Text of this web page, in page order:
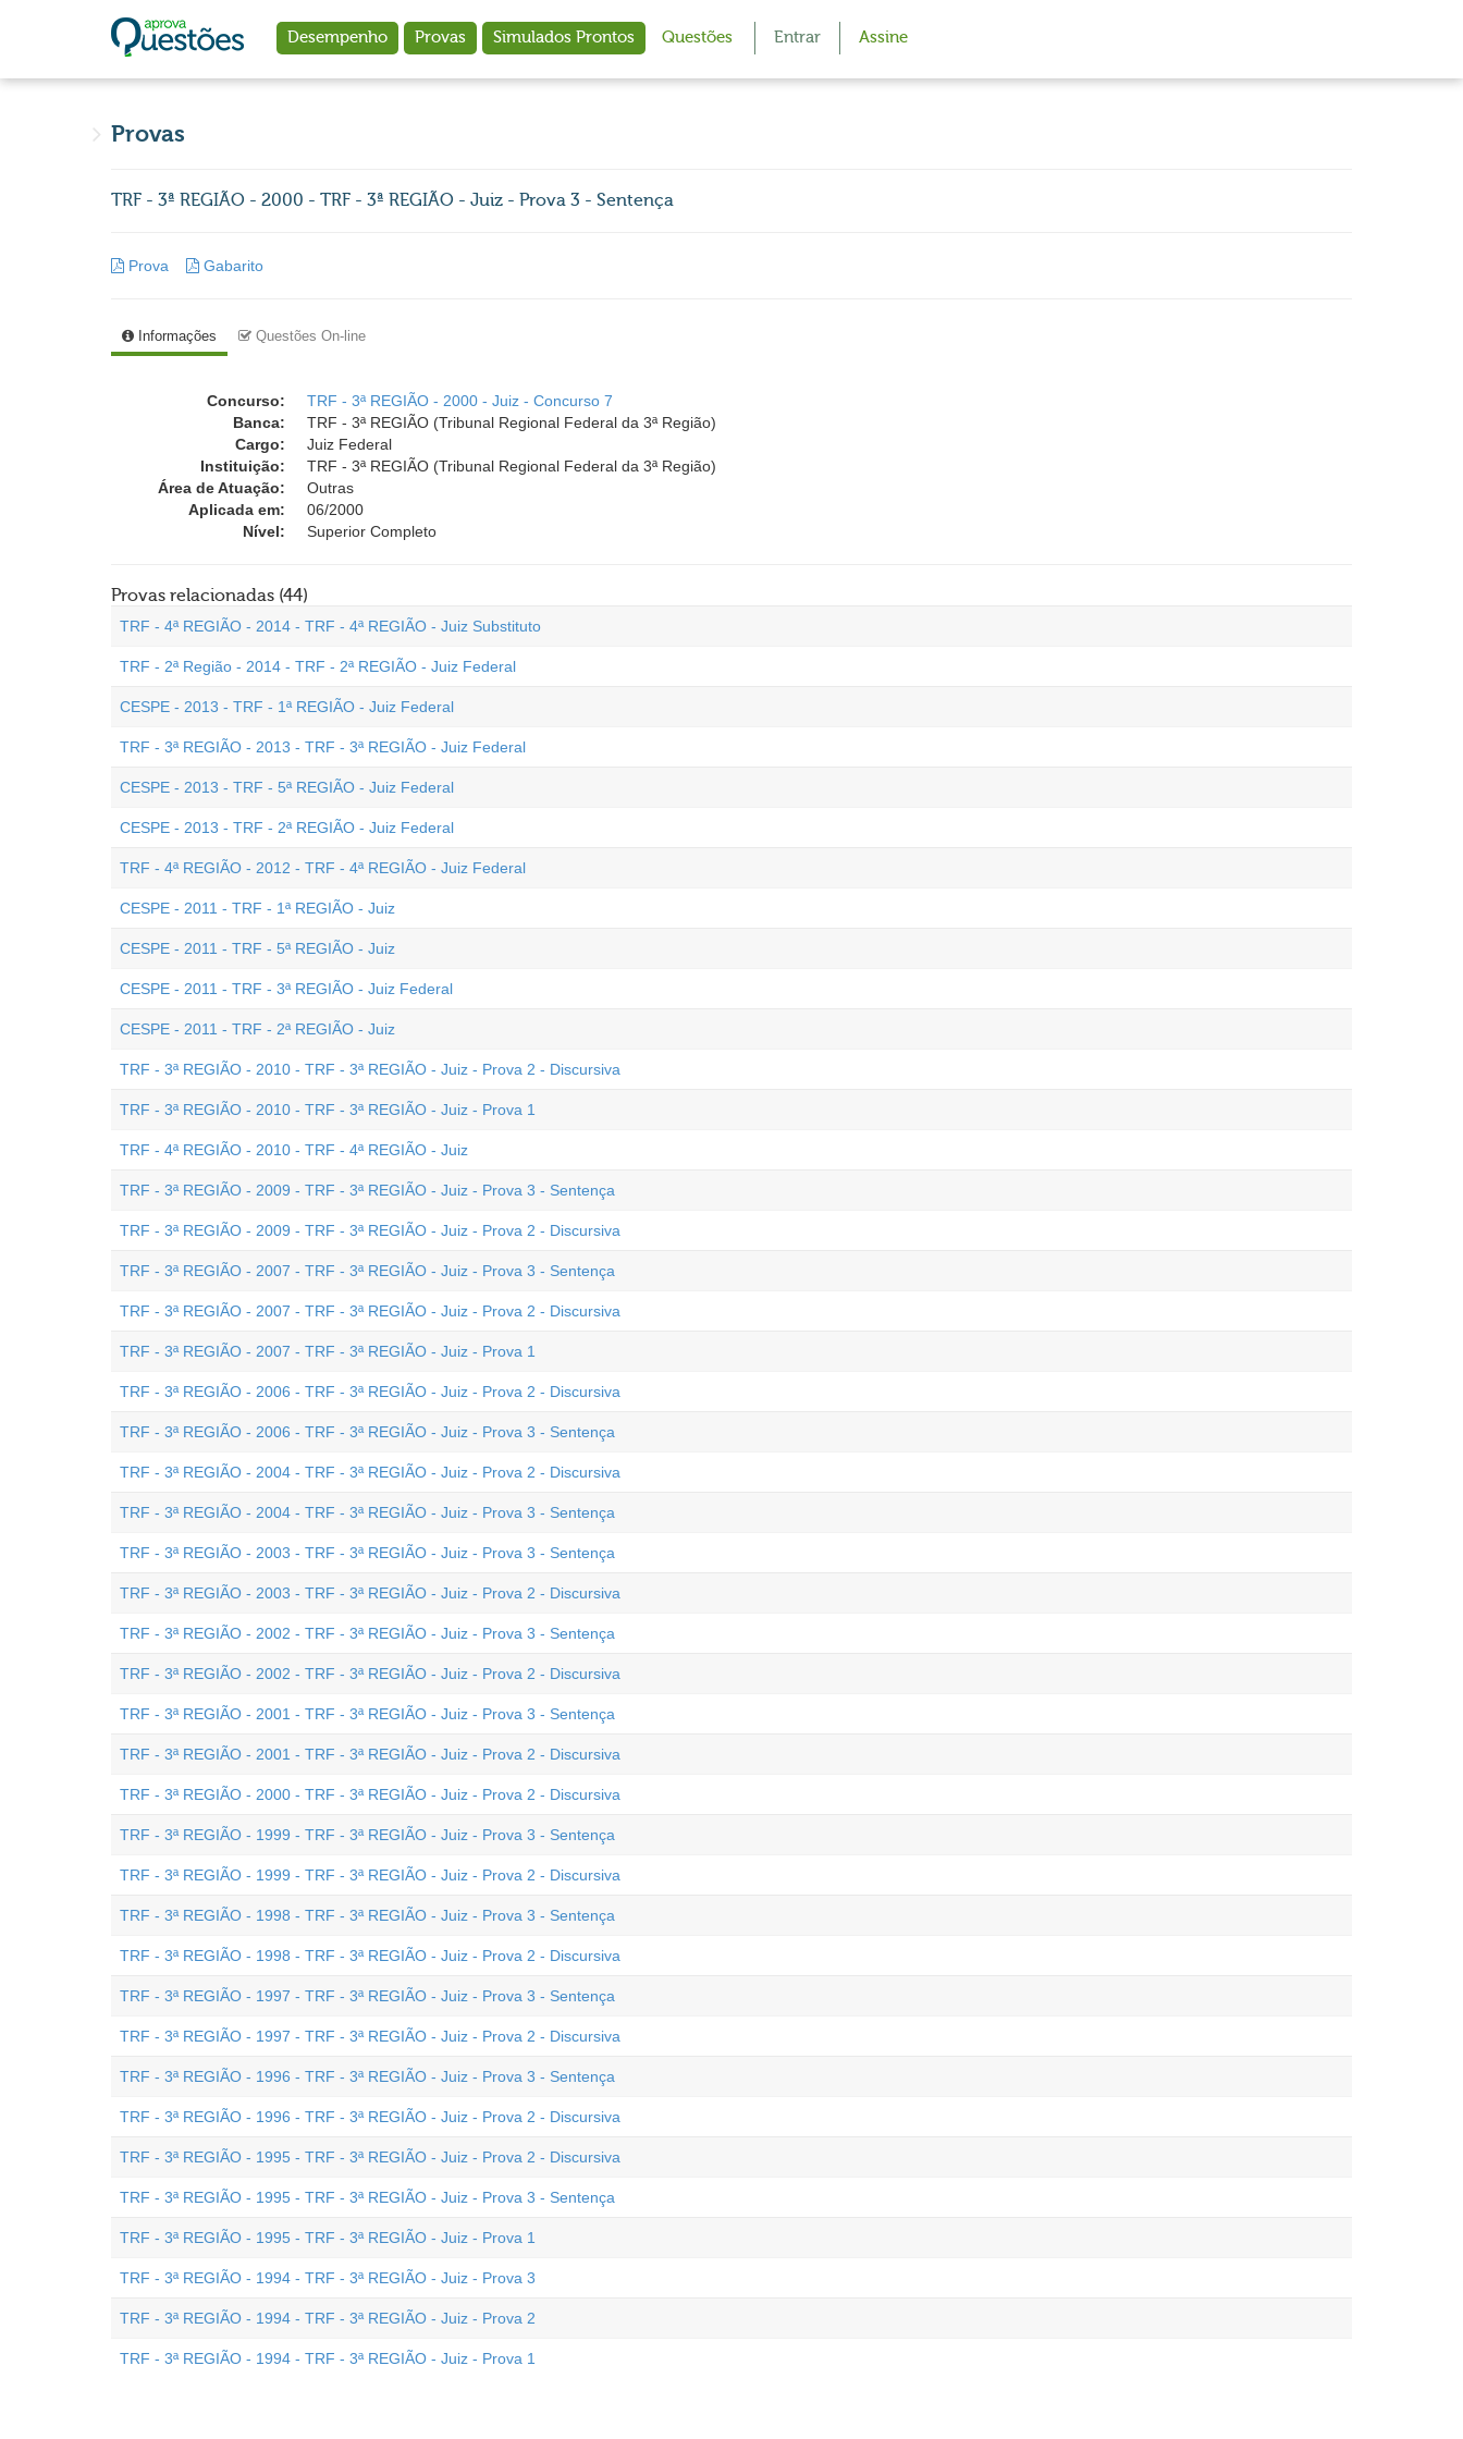
Desempenho Provas Simulados Prontos Questões Entrar Assine
Provas
TRF - 3ª REGIÃO - 2000 - TRF - 3ª REGIÃO - Juiz - Prova 3 - Sentença
Prova Gabarito
Informações Questões On-line
Concurso:
TRF - 3ª REGIÃO - 2000 - Juiz - Concurso 7
Banca:
TRF - 3ª REGIÃO (Tribunal Regional Federal da 3ª Região)
Cargo:
Juiz Federal
Instituição:
TRF - 3ª REGIÃO (Tribunal Regional Federal da 3ª Região)
Área de Atuação:
Outras
Aplicada em:
06/2000
Nível:
Superior Completo
Provas relacionadas (44)
TRF - 4ª REGIÃO - 2014 - TRF - 4ª REGIÃO - Juiz Substituto
TRF - 2ª Região - 2014 - TRF - 2ª REGIÃO - Juiz Federal
CESPE - 2013 - TRF - 1ª REGIÃO - Juiz Federal
TRF - 3ª REGIÃO - 2013 - TRF - 3ª REGIÃO - Juiz Federal
CESPE - 2013 - TRF - 5ª REGIÃO - Juiz Federal
CESPE - 2013 - TRF - 2ª REGIÃO - Juiz Federal
TRF - 4ª REGIÃO - 2012 - TRF - 4ª REGIÃO - Juiz Federal
CESPE - 2011 - TRF - 1ª REGIÃO - Juiz
CESPE - 2011 - TRF - 5ª REGIÃO - Juiz
CESPE - 2011 - TRF - 3ª REGIÃO - Juiz Federal
CESPE - 2011 - TRF - 2ª REGIÃO - Juiz
TRF - 3ª REGIÃO - 2010 - TRF - 3ª REGIÃO - Juiz - Prova 2 - Discursiva
TRF - 3ª REGIÃO - 2010 - TRF - 3ª REGIÃO - Juiz - Prova 1
TRF - 4ª REGIÃO - 2010 - TRF - 4ª REGIÃO - Juiz
TRF - 3ª REGIÃO - 2009 - TRF - 3ª REGIÃO - Juiz - Prova 3 - Sentença
TRF - 3ª REGIÃO - 2009 - TRF - 3ª REGIÃO - Juiz - Prova 2 - Discursiva
TRF - 3ª REGIÃO - 2007 - TRF - 3ª REGIÃO - Juiz - Prova 3 - Sentença
TRF - 3ª REGIÃO - 2007 - TRF - 3ª REGIÃO - Juiz - Prova 2 - Discursiva
TRF - 3ª REGIÃO - 2007 - TRF - 3ª REGIÃO - Juiz - Prova 1
TRF - 3ª REGIÃO - 2006 - TRF - 3ª REGIÃO - Juiz - Prova 2 - Discursiva
TRF - 3ª REGIÃO - 2006 - TRF - 3ª REGIÃO - Juiz - Prova 3 - Sentença
TRF - 3ª REGIÃO - 2004 - TRF - 3ª REGIÃO - Juiz - Prova 2 - Discursiva
TRF - 3ª REGIÃO - 2004 - TRF - 3ª REGIÃO - Juiz - Prova 3 - Sentença
TRF - 3ª REGIÃO - 2003 - TRF - 3ª REGIÃO - Juiz - Prova 3 - Sentença
TRF - 3ª REGIÃO - 2003 - TRF - 3ª REGIÃO - Juiz - Prova 2 - Discursiva
TRF - 3ª REGIÃO - 2002 - TRF - 3ª REGIÃO - Juiz - Prova 3 - Sentença
TRF - 3ª REGIÃO - 2002 - TRF - 3ª REGIÃO - Juiz - Prova 2 - Discursiva
TRF - 3ª REGIÃO - 2001 - TRF - 3ª REGIÃO - Juiz - Prova 3 - Sentença
TRF - 3ª REGIÃO - 2001 - TRF - 3ª REGIÃO - Juiz - Prova 2 - Discursiva
TRF - 3ª REGIÃO - 2000 - TRF - 3ª REGIÃO - Juiz - Prova 2 - Discursiva
TRF - 3ª REGIÃO - 1999 - TRF - 3ª REGIÃO - Juiz - Prova 3 - Sentença
TRF - 3ª REGIÃO - 1999 - TRF - 3ª REGIÃO - Juiz - Prova 2 - Discursiva
TRF - 3ª REGIÃO - 1998 - TRF - 3ª REGIÃO - Juiz - Prova 3 - Sentença
TRF - 3ª REGIÃO - 1998 - TRF - 3ª REGIÃO - Juiz - Prova 2 - Discursiva
TRF - 3ª REGIÃO - 1997 - TRF - 3ª REGIÃO - Juiz - Prova 3 - Sentença
TRF - 3ª REGIÃO - 1997 - TRF - 3ª REGIÃO - Juiz - Prova 2 - Discursiva
TRF - 3ª REGIÃO - 1996 - TRF - 3ª REGIÃO - Juiz - Prova 3 - Sentença
TRF - 3ª REGIÃO - 1996 - TRF - 3ª REGIÃO - Juiz - Prova 2 - Discursiva
TRF - 3ª REGIÃO - 1995 - TRF - 3ª REGIÃO - Juiz - Prova 2 - Discursiva
TRF - 3ª REGIÃO - 1995 - TRF - 3ª REGIÃO - Juiz - Prova 3 - Sentença
TRF - 3ª REGIÃO - 1995 - TRF - 3ª REGIÃO - Juiz - Prova 1
TRF - 3ª REGIÃO - 1994 - TRF - 3ª REGIÃO - Juiz - Prova 3
TRF - 3ª REGIÃO - 1994 - TRF - 3ª REGIÃO - Juiz - Prova 2
TRF - 3ª REGIÃO - 1994 - TRF - 3ª REGIÃO - Juiz - Prova 1